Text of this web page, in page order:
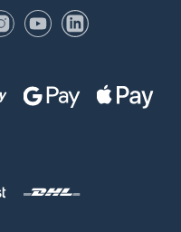
Instagram
YouTubeLinkedIn